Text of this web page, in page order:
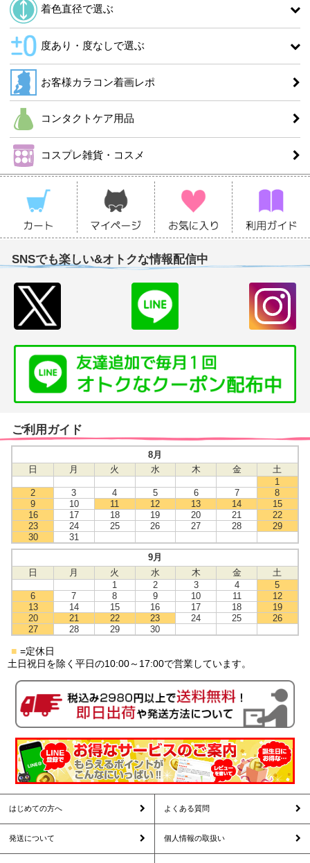
着色直径で選ぶ
度あり・度なしで選ぶ
お客様カラコン着画レポ
コンタクトケア用品
コスプレ雑貨・コスメ
SNSでも楽しい&オトクな情報配信中
ご利用ガイド
8月
日
月 火 水 木 金
土
1
2
3 4 5 6 7
8
9
10 11 12 13 14
15
16
17 18 19 20 21
22
23
24 25 26 27 28
29
30
31
9月
日
月 火 水 木 金
土
1
2 3 4
5
6
7 8 9 10 11
12
13
14 15 16 17 18
19
20
21 22 23 24 25
26
27
28 29 30
■ =定休日
土日祝日を除く平日の10:00～17:00で営業しています。
はじめての方へ よくある質問
発送について 個人情報の取扱い